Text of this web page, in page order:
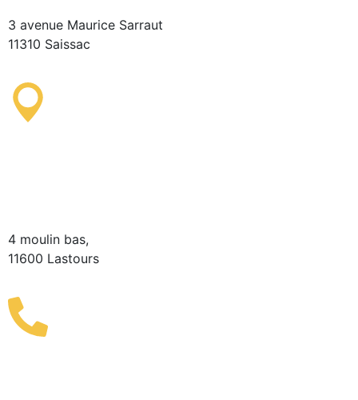
3 avenue Maurice Sarraut
11310 Saissac
4 moulin bas,
11600 Lastours